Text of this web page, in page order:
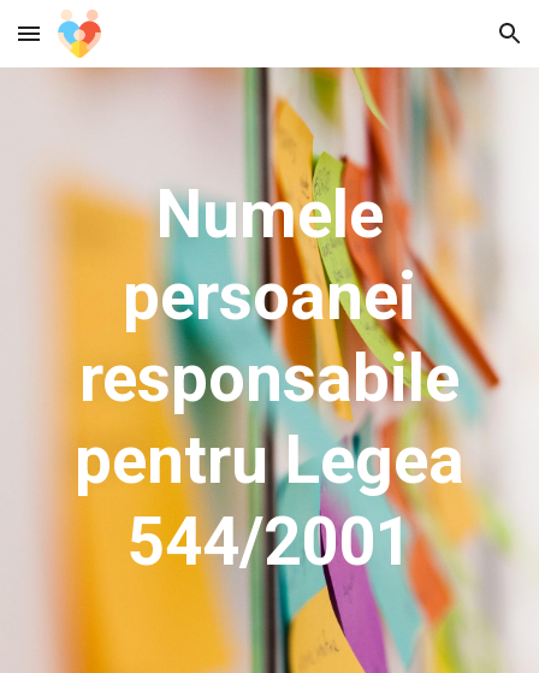
Skip to main content Skip to navigation
Numele
persoanei
responsabile
pentru Legea
544/2001